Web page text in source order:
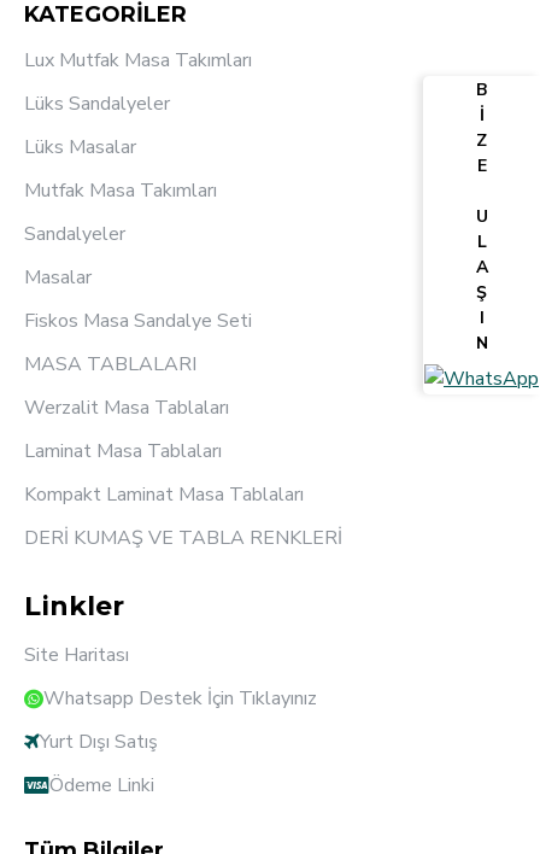
KATEGORİLER
Lux Mutfak Masa Takımları
Lüks Sandalyeler
Lüks Masalar
Mutfak Masa Takımları
Sandalyeler
Masalar
Fiskos Masa Sandalye Seti
MASA TABLALARI
Werzalit Masa Tablaları
Laminat Masa Tablaları
Kompakt Laminat Masa Tablaları
DERİ KUMAŞ VE TABLA RENKLERİ
Linkler
Site Haritası
Whatsapp Destek İçin Tıklayınız
Yurt Dışı Satış
Ödeme Linki
B
İ
Z
E
U
L
A
Ş
I
N